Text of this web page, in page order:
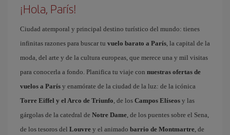
¡Hola, París!
Ciudad atemporal y principal destino turístico del mundo: tienes
infinitas razones para buscar tu vuelo barato a París, la capital de la
moda, del arte y de la cultura europeas, que merece una y mil visitas
para conocerla a fondo. Planifica tu viaje con nuestras ofertas de
vuelos a París y enamórate de la ciudad de la luz: de la icónica
Torre Eiffel y el Arco de Triunfo, de los Campos Elíseos y las
gárgolas de la catedral de Notre Dame, de los puentes sobre el Sena,
de los tesoros del Louvre y el animado barrio de Montmartre, de